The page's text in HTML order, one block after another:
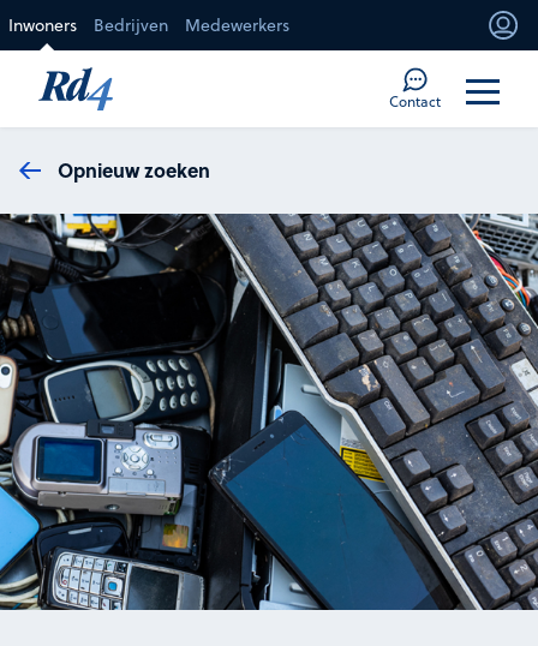
Inwoners Bedrijven Medewerkers
Contact
Opnieuw zoeken